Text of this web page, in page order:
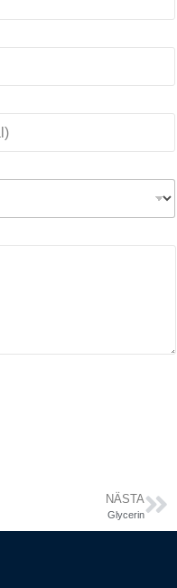
NÄSTA
Glycerin